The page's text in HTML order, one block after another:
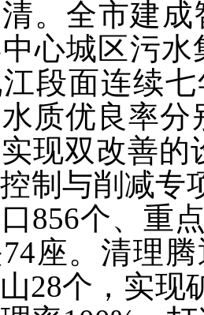
。全市建成
心城区污
段面连续
质优良率分
现双改善的
制与削减专
856个、重
座。清理
28个，实现